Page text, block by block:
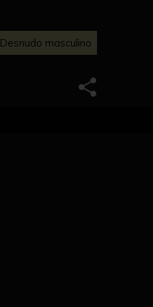
Desnudo masculino